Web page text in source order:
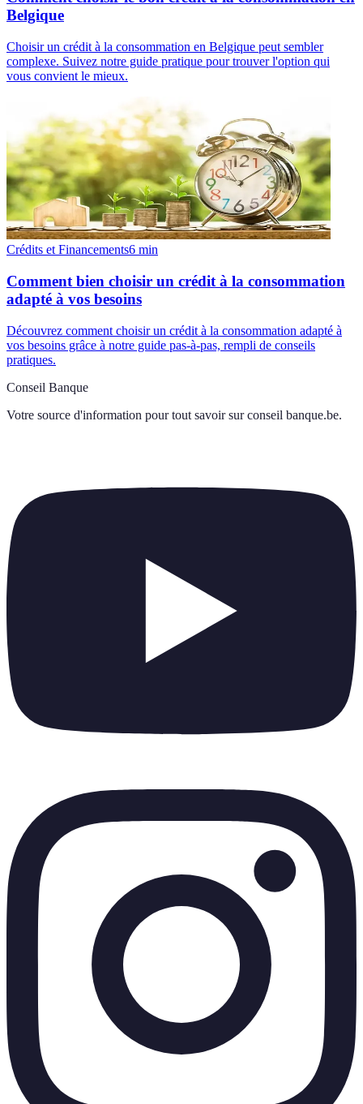
Belgique
Choisir un crédit à la consommation en Belgique peut sembler
complexe. Suivez notre guide pratique pour trouver l'option qui
vous convient le mieux.
Crédits et Financements6 min
Comment bien choisir un crédit à la consommation
adapté à vos besoins
Découvrez comment choisir un crédit à la consommation adapté à
vos besoins grâce à notre guide pas-à-pas, rempli de conseils
pratiques.
Conseil Banque
Votre source d'information pour tout savoir sur conseil banque.be.